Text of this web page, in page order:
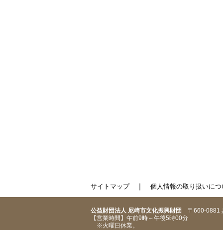
サイトマップ｜ 個人情報の取り扱いにつ
公益財団法人 尼崎市文化振興財団 〒660-0881
【営業時間】午前9時～午後5時00分
※火曜日休業。